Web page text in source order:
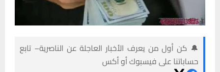
🔔 كن أول من يعرف الأخبار العاجلة عن الناصرية– تابع
حساباتنا على فيسبوك أو أكس